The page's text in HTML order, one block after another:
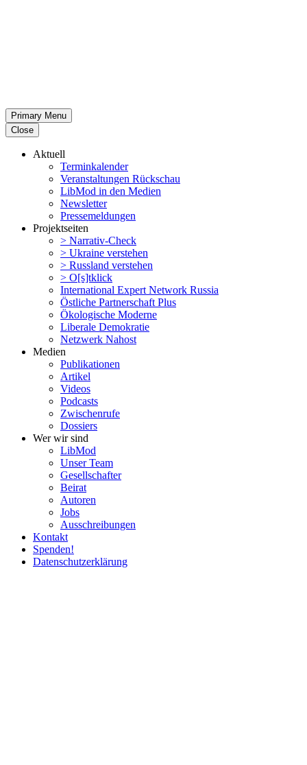
Primary Menu
Close
Aktuell
Termin­ka­lender
Veran­stal­tungen Rückschau
LibMod in den Medien
Newsletter
Presse­mel­dungen
Projekt­seiten
> Narrativ-Check
> Ukraine verstehen
> Russland verstehen
> O[s]tklick
Inter­na­tional Expert Network Russia
Östliche Partner­schaft Plus
Ökolo­gische Moderne
Liberale Demokratie
Netzwerk Nahost
Medien
Publi­ka­tionen
Artikel
Videos
Podcasts
Zwischenrufe
Dossiers
Wer wir sind
LibMod
Unser Team
Gesell­schafter
Beirat
Autoren
Jobs
Ausschrei­bungen
Kontakt
Spenden!
Daten­schutz­er­klärung